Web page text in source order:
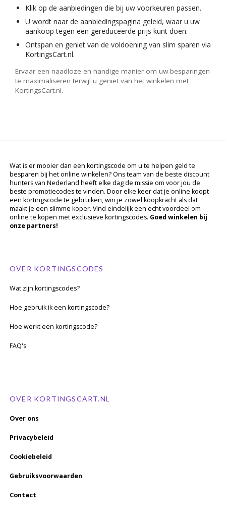
Klik op de aanbiedingen die bij uw voorkeuren passen.
U wordt naar de aanbiedingspagina geleid, waar u uw
aankoop tegen een gereduceerde prijs kunt doen.
Ontspan en geniet van de voldoening van slim sparen via
KortingsCart.nl.
Ervaar een naadloze en handige manier om uw besparingen
te maximaliseren terwijl u geniet van het winkelen met
KortingsCart.nl.
Wat is er mooier dan een kortingscode om u te helpen geld te
besparen bij het online winkelen? Ons team van de beste discount
hunters van Nederland heeft elke dag de missie om voor jou de
beste promotiecodes te vinden. Door elke keer dat je online koopt
een kortingscode te gebruiken, win je zowel koopkracht als dat
maakt je een slimme koper. Vind eindelijk een echt voordeel om
online te kopen met exclusieve kortingscodes. Goed winkelen bij
onze partners!
OVER KORTINGSCODES
Wat zijn kortingscodes?
Hoe gebruik ik een kortingscode?
Hoe werkt een kortingscode?
FAQ's
OVER KORTINGSCART.NL
Over ons
Privacybeleid
Cookiebeleid
Gebruiksvoorwaarden
Contact